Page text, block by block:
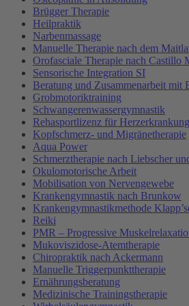
Brügger Therapie
Heilpraktik
Narbenmassage
Manuelle Therapie nach dem
Orofasciale Therapie nach Castillo
Sensorische Integration SI
Beratung und Zusammenarbeit mit
Grobmotoriktraining
Schwangerenwassergymnastik
Rehasportlizenz für
Kopfschmerz- und Migränetherapie
Aqua Power
Schmerztherapie nach Liebscher
Okulomotorische Arbeit
Mobilisation von Nervengewebe
Krankengymnastik nach Brunkow
Krankengymnastikmethode
Reiki
PMR – Progressive
Mukoviszidose-Atemtherapie
Chiropraktik nach Ackermann
Manuelle Triggerpunkttherapie
Ernährungsberatung
Medizinische Trainingstherapie